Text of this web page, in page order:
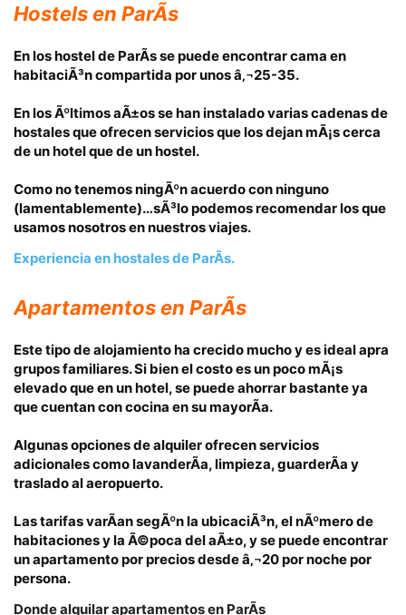
Hostels en ParÃ­s
En los hostel de ParÃ­s se puede encontrar cama en
habitaciÃ³n compartida por unosâ‚¬25-35.
En los Ãºltimos aÃ±os se han instalado varias cadenas de
hostales que ofrecen servicios que los dejan mÃ¡s cerca
de un hotel que de un hostel.
Como no tenemos ningÃºn acuerdo con ninguno
(lamentablemente)…sÃ³lo podemos recomendar los que
usamos nosotros en nuestros viajes.
Experiencia en hostales de ParÃ­s.
Apartamentos en ParÃ­s
Este tipo de alojamiento ha crecido mucho y es ideal apra
grupos familiares. Si bien el costo es un poco mÃ¡s
elevado que en un hotel, se puede ahorrar bastante ya
que cuentan con cocina en su mayorÃ­a.
Algunas opciones de alquiler ofrecenservicios
adicionalescomo lavanderÃ­a, limpieza, guarderÃ­a y
traslado al aeropuerto.
Las tarifas varÃ­an segÃºn la ubicaciÃ³n, el nÃºmero de
habitaciones y la Ã©poca del aÃ±o, y se puede encontrar
un apartamento por preciosdesde â‚¬20 por noche por
persona.
Donde alquilar apartamentos en ParÃ­s